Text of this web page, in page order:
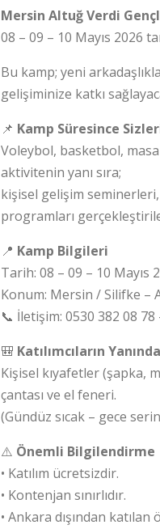
Mersin Altuğ Verdi
08 – 09 – 10 Mayıs 2026
Bu kamp; yeni
gelişiminize katkı
📌 Kamp Süresince
Voleybol, basketbol,
aktivitenin yanı sıra;
kişisel gelişim
programları
📍 Kamp Bilgileri
Tarih: 08 – 09 – 10 Mayıs
Konum: Mersin / Silifke –
📞 İletişim: 0530 382 08 78
🎒 Katılımcıların
Kişisel kıyafetler (şapka,
çantası ve el feneri.
(Gündüz sıcak – gece
⚠️ Önemli Bilgilendirme
• Katılım ücretsizdir.
• Kontenjan sınırlıdır.
• Ankara dışından